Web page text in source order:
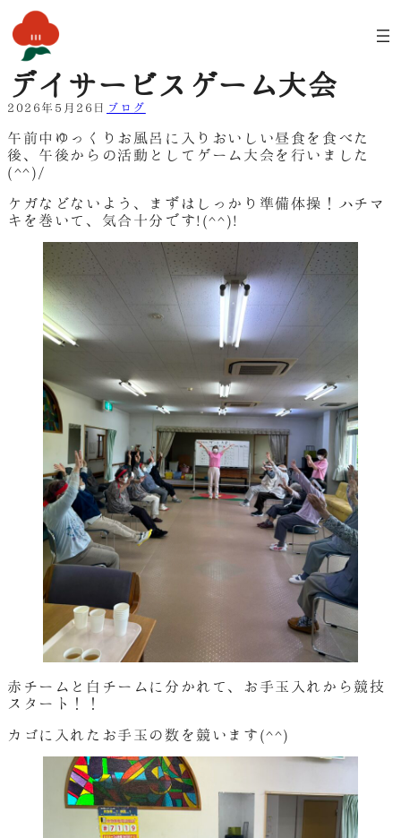
容
を
ス
キ
ッ
プ
デイサービスゲーム大会
2026年5月26日 ブログ
午前中ゆっくりお風呂に入りおいしい昼食を食べた
後、午後からの活動としてゲーム大会を行いました
(^^)/
ケガなどないよう、まずはしっかり準備体操！ハチマ
キを巻いて、気合十分です!(^^)!
赤チームと白チームに分かれて、お手玉入れから競技
スタート！！
カゴに入れたお手玉の数を競います(^^)